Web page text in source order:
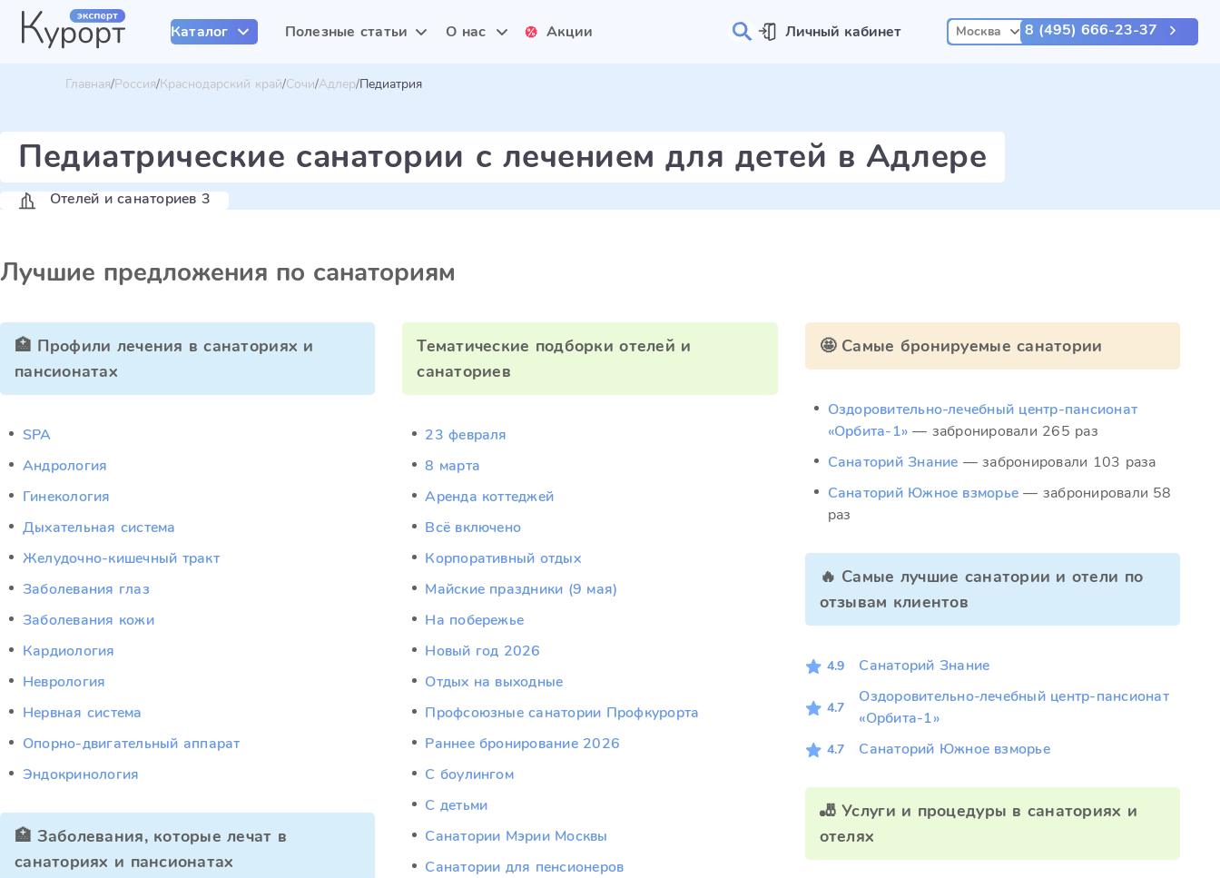
Каталог Полезные статьи О нас Акции Личный кабинет Москва 8 (495) 666-23-37
Главная Россия Краснодарский край Сочи Адлер Педиатрия
Педиатрические санатории с лечением для детей в Адлере
Отелей и санаториев 3
Лучшие предложения по санаториям
🏥 Профили лечения в санаториях и
пансионатах
SPA
Андрология
Гинекология
Дыхательная система
Желудочно-кишечный тракт
Заболевания глаз
Заболевания кожи
Кардиология
Неврология
Нервная система
Опорно-двигательный аппарат
Эндокринология
🏥 Заболевания, которые лечат в
санаториях и пансионатах
Тематические подборки отелей и
санаториев
23 февраля
8 марта
Аренда коттеджей
Всё включено
Корпоративный отдых
Майские праздники (9 мая)
На побережье
Новый год 2026
Отдых на выходные
Профсоюзные санатории Профкурорта
Раннее бронирование 2026
С боулингом
С детьми
Санатории Мэрии Москвы
Санатории для пенсионеров
🤩 Самые бронируемые санатории
Оздоровительно-лечебный центр-пансионат
«Орбита-1» — забронировали 265 раз
Санаторий Знание — забронировали 103 раза
Санаторий Южное взморье — забронировали 58
раз
🔥 Самые лучшие санатории и отели по
отзывам клиентов
4.9 Санаторий Знание
4.7
Оздоровительно-лечебный центр-пансионат
«Орбита-1»
4.7 Санаторий Южное взморье
🎳 Услуги и процедуры в санаториях и
отелях